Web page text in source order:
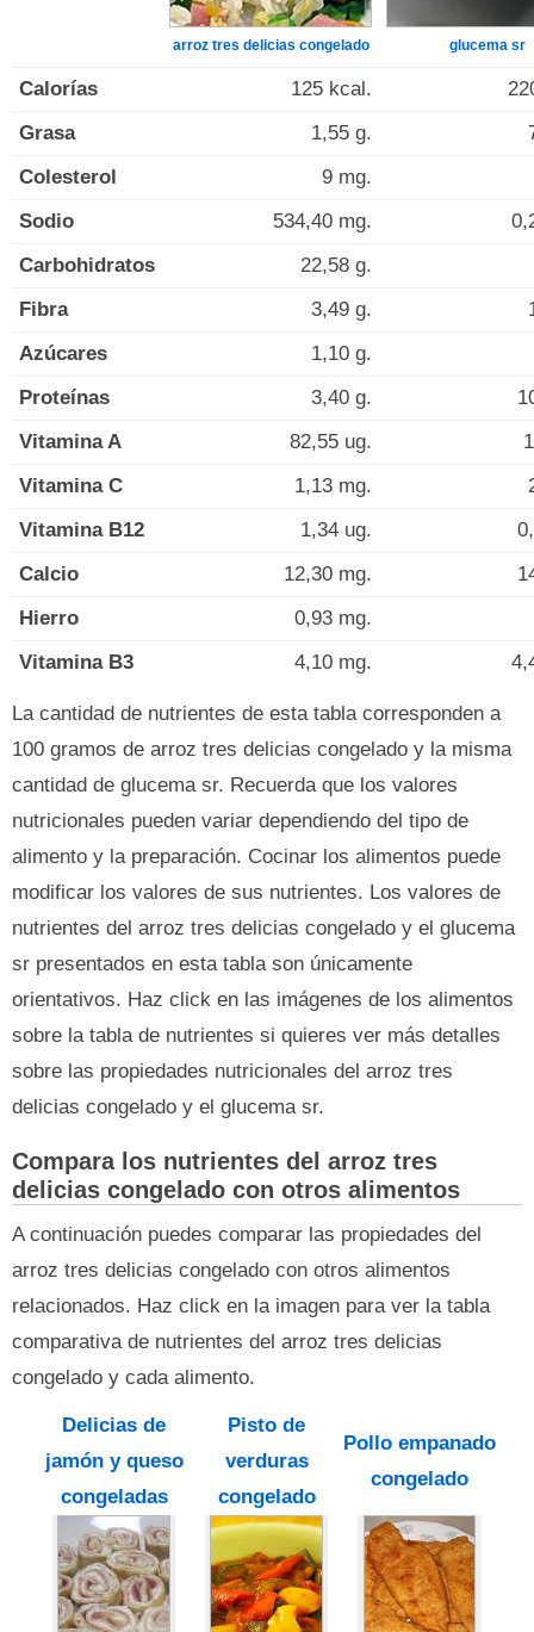
arroz tres delicias congelado glucema sr
Calorías 125 kcal.
Grasa
1,55 g.
Colesterol
9 mg.
Sodio
534,40 mg.
Carbohidratos
22,58 g.
Fibra
3,49 g.
Azúcares
1,10 g.
Proteínas
3,40 g.
Vitamina A
82,55 ug.
Vitamina C
1,13 mg.
Vitamina B12
1,34 ug.
Calcio
12,30 mg.
Hierro
0,93 mg.
Vitamina B3
4,10 mg.
La cantidad de nutrientes de esta tabla corresponden a
100 gramos de arroz tres delicias congelado y la misma
cantidad de glucema sr. Recuerda que los valores
nutricionales pueden variar dependiendo del tipo de
alimento y la preparación. Cocinar los alimentos puede
modificar los valores de sus nutrientes. Los valores de
nutrientes del arroz tres delicias congelado y el glucema
sr presentados en esta tabla son únicamente
orientativos. Haz click en las imágenes de los alimentos
sobre la tabla de nutrientes si quieres ver más detalles
sobre las propiedades nutricionales del arroz tres
delicias congelado y el glucema sr.
Compara los nutrientes del arroz tres
delicias congelado con otros alimentos
A continuación puedes comparar las propiedades del
arroz tres delicias congelado con otros alimentos
relacionados. Haz click en la imagen para ver la tabla
comparativa de nutrientes del arroz tres delicias
congelado y cada alimento.
Delicias de
jamón y queso
congeladas
Pisto de
verduras
congelado
Pollo empanado
congelado